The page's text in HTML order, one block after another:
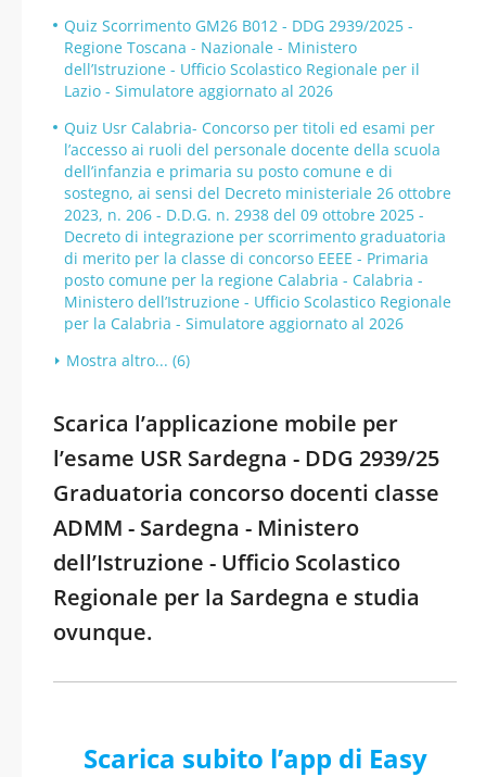
Quiz Scorrimento GM26 B012 - DDG 2939/2025 -
Regione Toscana - Nazionale - Ministero
dell’Istruzione - Ufficio Scolastico Regionale per il
Lazio - Simulatore aggiornato al 2026
Quiz Usr Calabria- Concorso per titoli ed esami per
l’accesso ai ruoli del personale docente della scuola
dell’infanzia e primaria su posto comune e di
sostegno, ai sensi del Decreto ministeriale 26 ottobre
2023, n. 206 - D.D.G. n. 2938 del 09 ottobre 2025 -
Decreto di integrazione per scorrimento graduatoria
di merito per la classe di concorso EEEE - Primaria
posto comune per la regione Calabria - Calabria -
Ministero dell’Istruzione - Ufficio Scolastico Regionale
per la Calabria - Simulatore aggiornato al 2026
Mostra altro... (6)
Scarica l’applicazione mobile per
l’esame USR Sardegna - DDG 2939/25
Graduatoria concorso docenti classe
ADMM - Sardegna - Ministero
dell’Istruzione - Ufficio Scolastico
Regionale per la Sardegna e studia
ovunque.
Scarica subito l’app di Easy